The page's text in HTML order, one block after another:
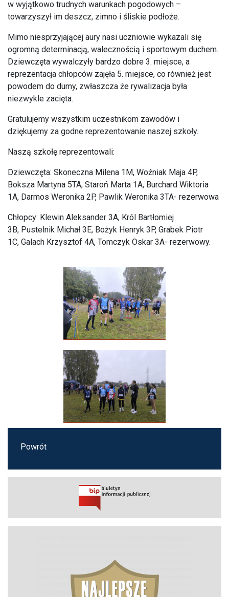
w wyjątkowo trudnych warunkach pogodowych –
towarzyszył im deszcz, zimno i śliskie podłoże.
Mimo niesprzyjającej aury nasi uczniowie wykazali się
ogromną determinacją, walecznością i sportowym duchem.
Dziewczęta wywalczyły bardzo dobre 3. miejsce, a
reprezentacja chłopców zajęła 5. miejsce, co również jest
powodem do dumy, zwłaszcza że rywalizacja była
niezwykle zacięta.
Gratulujemy wszystkim uczestnikom zawodów i
dziękujemy za godne reprezentowanie naszej szkoły.
Naszą szkołę reprezentowali:
Dziewczęta: Skoneczna Milena 1M, Woźniak Maja 4P,
Boksza Martyna 5TA, Staroń Marta 1A, Burchard Wiktoria
1A, Darmos Weronika 2P, Pawlik Weronika 3TA- rezerwowa
Chłopcy: Klewin Aleksander 3A, Król Bartłomiej
3B, Pustelnik Michał 3E, Bożyk Henryk 3P, Grabek Piotr
1C, Galach Krzysztof 4A, Tomczyk Oskar 3A- rezerwowy.
Powrót